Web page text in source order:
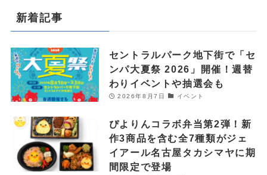
新着記事
セントラルパーク地下街で「セ
ンパ大夏祭 2026」開催！週替
わりイベントや抽選会も
2026年8月7日 イベント
ぴよりんコラボ弁当第2弾！新
作3商品を含む全7種類がジェ
イアール名古屋タカシマヤに期
間限定で登場